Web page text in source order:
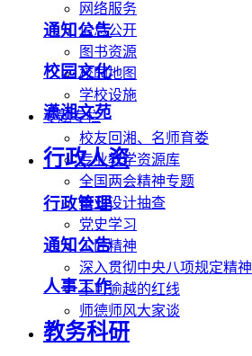
网络服务
信息公开
图书资源
校园地图
学校设施
专题专栏
校友回湘、名师育娄
专业教学资源库
全国两会精神专题
毕业设计抽查
党史学习
工匠精神
深入贯彻中央八项规定精
不可逾越的红线
师德师风大家谈
通知公告
校园文化
潇湘文苑
行政人资
行政管理
通知公告
人事工作
教务科研